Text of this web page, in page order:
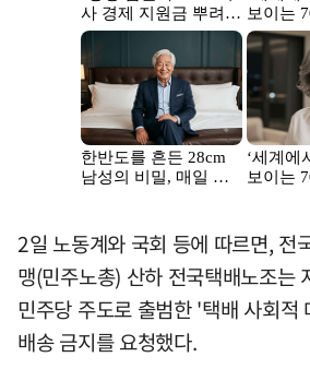
2일 노동계와 국회 등에 따르면, 전
맹(민주노총) 산하 전국택배노조는
민주당 주도로 출범한 '택배 사회적
배송 금지를 요청했다.